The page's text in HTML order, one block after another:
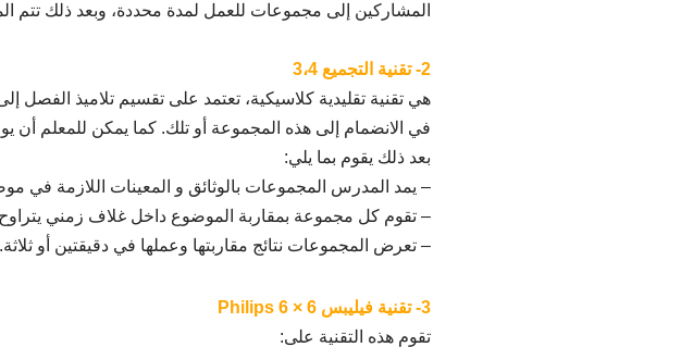
المشاركين إلى مجموعات للعمل لمدة محددة، وبعد ذلك تتم
2- تقنية التجميع 3،4
في الانضمام إلى هذه المجموعة أو تلك. كما يمكن للمعلم أن
بعد ذلك يقوم بما يلي:
– يمد المدرس المجموعات بالوثائق و المعينات اللازمة في
– تقوم كل مجموعة بمقاربة الموضوع داخل غلاف زمني يتراوح بين 10 و 20
– تعرض المجموعات نتائج مقاربتها وعملها في دقيقتين أو ثلاثة.
3- تقنية فيليبس Philips 6 × 6
تقوم هذه التقنية على: